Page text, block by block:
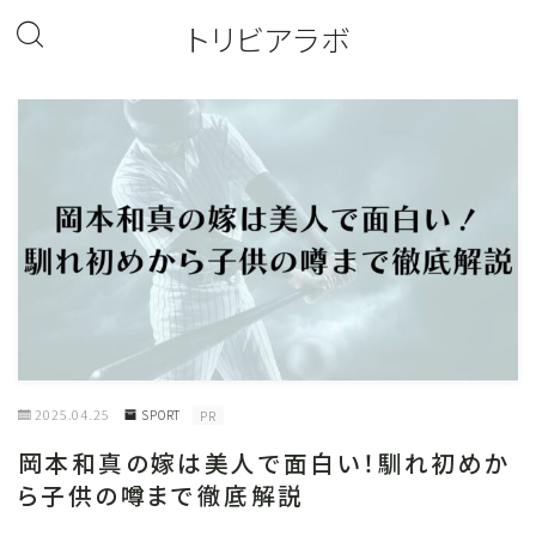
トリビアラボ
2025.04.25 SPORT PR
岡本和真の嫁は美人で面白い！馴れ初めか
ら子供の噂まで徹底解説